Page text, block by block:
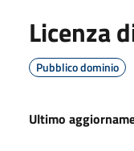
Licenza
Pubblico dominio
Ultimo